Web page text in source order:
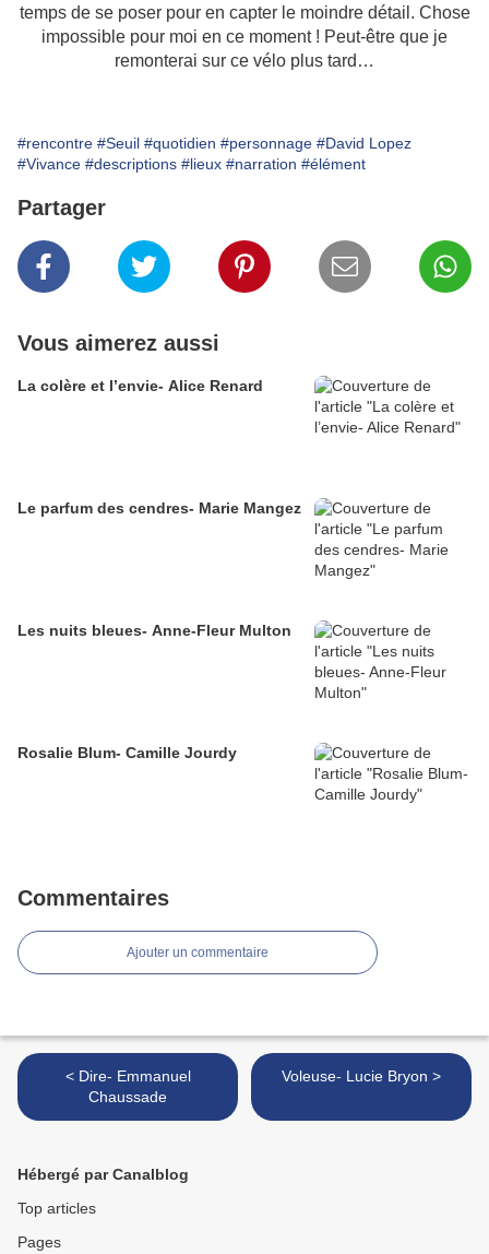
temps de se poser pour en capter le moindre détail. Chose
impossible pour moi en ce moment ! Peut-être que je
remonterai sur ce vélo plus tard…
#rencontre #Seuil #quotidien #personnage #David Lopez
#Vivance #descriptions #lieux #narration #élément
Partager
Vous aimerez aussi
La colère et l’envie- Alice Renard
Le parfum des cendres- Marie Mangez
Les nuits bleues- Anne-Fleur Multon
Rosalie Blum- Camille Jourdy
Commentaires
Ajouter un commentaire
< Dire- Emmanuel
Chaussade
Voleuse- Lucie Bryon >
Hébergé par Canalblog
Top articles
Pages